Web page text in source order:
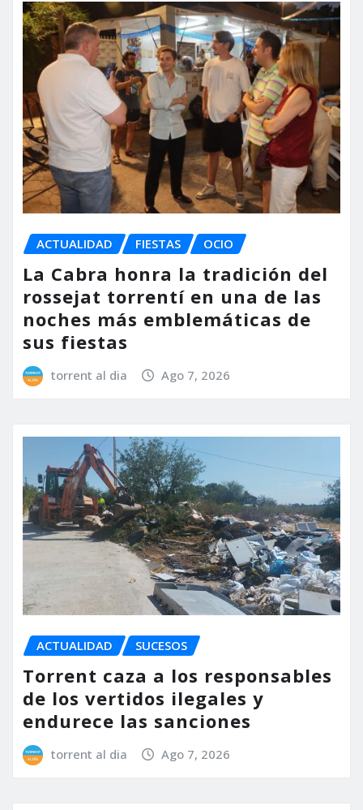
ACTUALIDAD FIESTAS OCIO
La Cabra honra la tradición del
rossejat torrentí en una de las
noches más emblemáticas de
sus fiestas
torrent al dia Ago 7, 2026
ACTUALIDAD SUCESOS
Torrent caza a los responsables
de los vertidos ilegales y
endurece las sanciones
torrent al dia Ago 7, 2026